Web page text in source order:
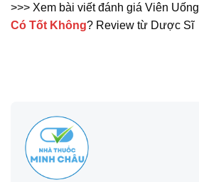
>>> Xem bài viết đánh giá Viên Uống
Có Tốt Không? Review từ Dược Sĩ